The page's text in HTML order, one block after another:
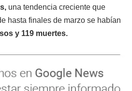
una tendencia creciente que
hasta finales de marzo se habían
y 119 muertes.